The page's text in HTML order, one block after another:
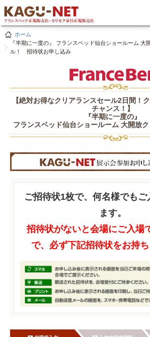
ホーム
『半期に一度の』 フランスベッド仙台ショールーム 大
ル！ 招待状お申し込み
【絶対お得なクリアランスセール2日間！
チャンス！】
『半期に一度の』
フランスベッド仙台ショールーム 大開放
ご招待状1枚で、何名様でも
ます。
招待状がないと会場にご入場
で、必ず下記招待状をお持ち